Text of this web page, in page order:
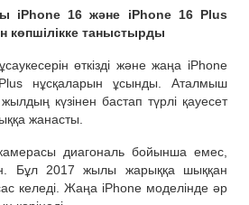
iPhone 16 және iPhone 16 Plus
көпшілікке таныстырды
өткізді және жаңа iPhone
нұсқаларын ұсынды. Аталмыш
күзінен бастап түрлі қауесет
жанасты.
диагональ бойынша емес,
Бұл 2017 жылы жарыққа шыққан
келеді. Жаңа iPhone моделінде әр